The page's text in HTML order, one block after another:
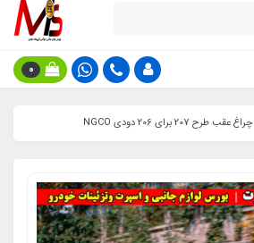
0
چراغ عقب طرح 207 برای 206 دودی NGCO